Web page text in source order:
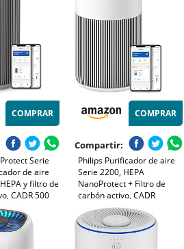
COMPRAR
Serie
de aire
y filtro de
CADR 500
m²,
captura el
App
COMPRAR
Compartir:
Philips Purificador de aire
Serie 2200, HEPA
NanoProtect + Filtro de
carbón activo, CADR
400m³/h para 104m²,
Personas alérgicas, Ultra
silencioso, Filtro inteligente
y duradero (AC2210/10)